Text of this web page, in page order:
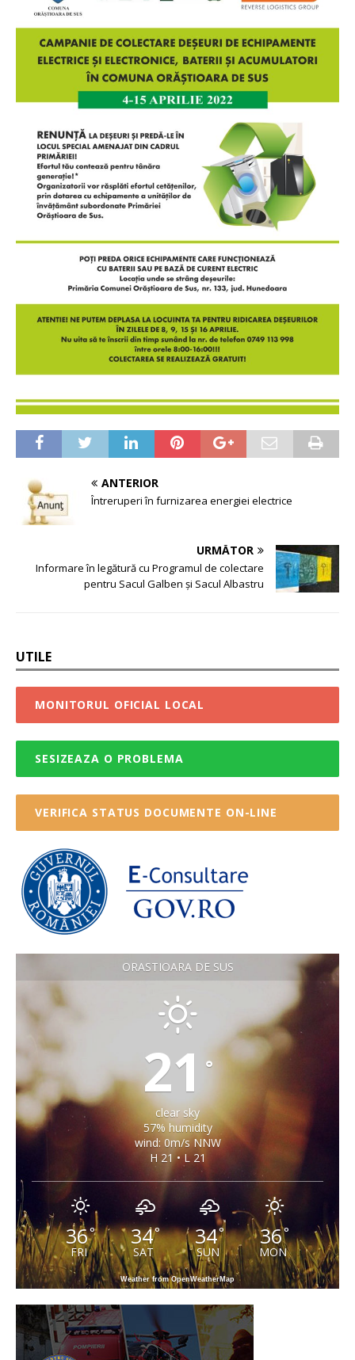
ANTERIOR
Întreruperi în furnizarea energiei electrice
URMĂTOR
Informare în legătură cu Programul de colectare
pentru Sacul Galben și Sacul Albastru
UTILE
MONITORUL OFICIAL LOCAL
SESIZEAZA O PROBLEMA
VERIFICA STATUS DOCUMENTE ON-LINE
ORASTIOARA DE SUS
21 °
clear sky
57% humidity
wind: 0m/s NNW
H 21 • L 21
36°
FRI
34°
SAT
34°
SUN
36°
MON
Weather from OpenWeatherMap